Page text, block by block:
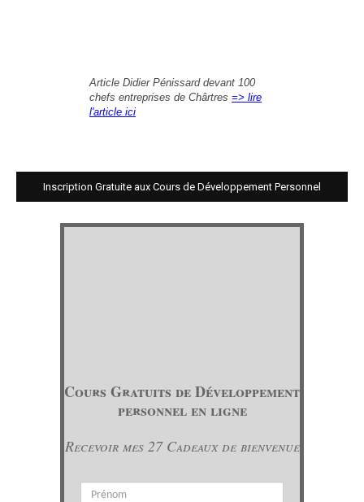
Article Didier Pénissard devant 100
chefs entreprises de Chârtres => lire
l'article ici
Inscription Gratuite aux Cours de Développement Personnel
Cours Gratuits de Développement
personnel en ligne
Recevoir mes 27 Cadeaux de bienvenue